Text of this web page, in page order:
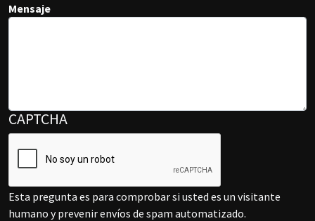
Mensaje
CAPTCHA
Esta pregunta es para comprobar si usted es un visitante
humano y prevenir envíos de spam automatizado.